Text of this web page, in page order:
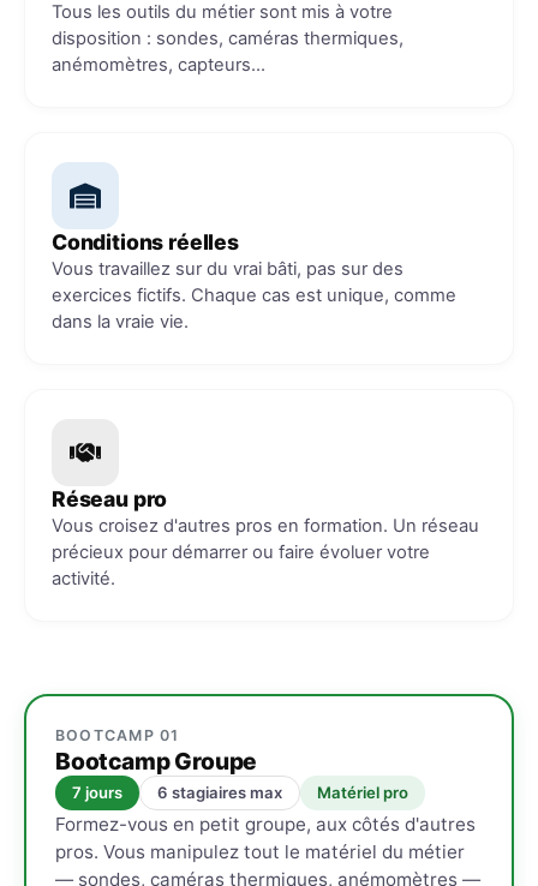
Tous les outils du métier sont mis à votre
disposition : sondes, caméras thermiques,
anémomètres, capteurs…
Conditions réelles
Vous travaillez sur du vrai bâti, pas sur des
exercices fictifs. Chaque cas est unique, comme
dans la vraie vie.
Réseau pro
Vous croisez d'autres pros en formation. Un réseau
précieux pour démarrer ou faire évoluer votre
activité.
BOOTCAMP 01
Bootcamp Groupe
7 jours 6 stagiaires max Matériel pro
Formez-vous en petit groupe, aux côtés d'autres
pros. Vous manipulez tout le matériel du métier
— sondes, caméras thermiques, anémomètres —